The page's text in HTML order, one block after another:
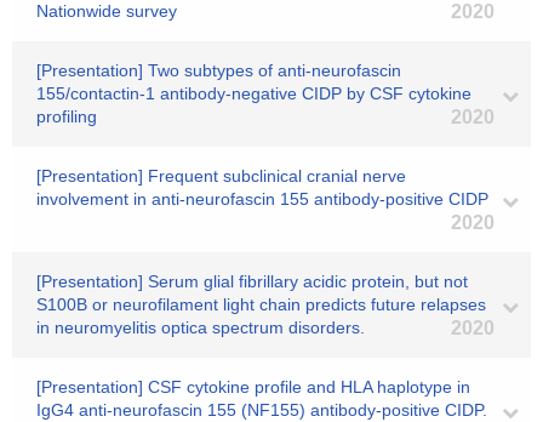
Nationwide survey
2020
[Presentation] Two subtypes of anti-neurofascin
155/contactin-1 antibody-negative CIDP by CSF cytokine
profiling
2020
[Presentation] Frequent subclinical cranial nerve
involvement in anti-neurofascin 155 antibody-positive CIDP
2020
[Presentation] Serum glial fibrillary acidic protein, but not
S100B or neurofilament light chain predicts future relapses
in neuromyelitis optica spectrum disorders.
2020
[Presentation] CSF cytokine profile and HLA haplotype in
IgG4 anti-neurofascin 155 (NF155) antibody-positive CIDP.